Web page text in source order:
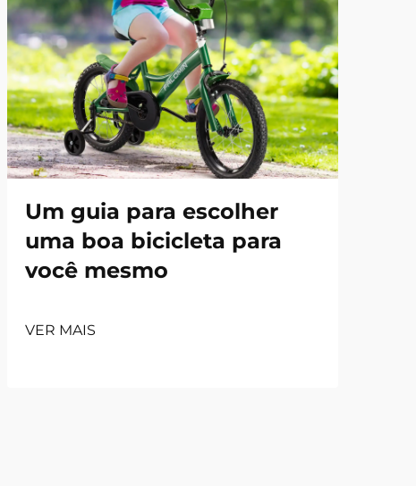
Um guia para escolher
uma boa bicicleta para
você mesmo
VER MAIS